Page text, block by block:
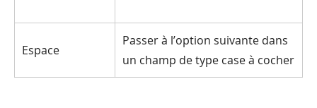
Espace
Passer à l’option suivante dans
un champ de type case à cocher